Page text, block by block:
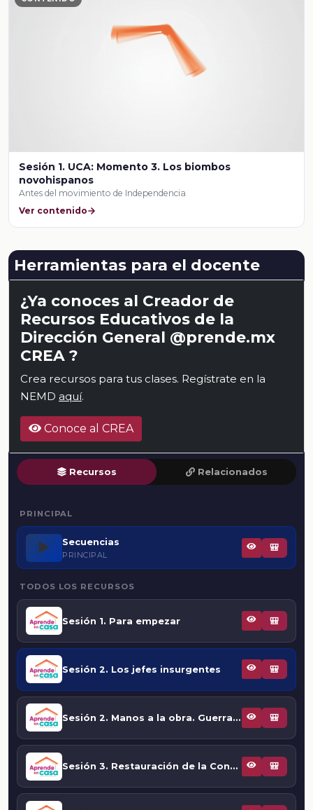
Sesión 1. UCA: Momento 3. Los biombos
novohispanos
Antes del movimiento de Independencia
Ver contenido
Herramientas para el docente
¿Ya conoces al Creador de
Recursos Educativos de la
Dirección General @prende.mx
CREA ?
Crea recursos para tus clases. Regístrate en la
NEMD aquí.
Conoce al CREA
Recursos Relacionados
PRINCIPAL
▶️ Secuencias
PRINCIPAL
🎒
TODOS LOS RECURSOS
Sesión 1. Para empezar 🎒
Sesión 2. Los jefes insurgentes 🎒
Sesión 2. Manos a la obra. Guerra de guerrillas 🎒
Sesión 3. Restauración de la Constitución de Cádiz 🎒